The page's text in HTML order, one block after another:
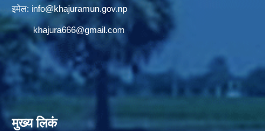
इमेल: info@khajuramun.gov.np
khajura666@gmail.com
मुख्य लिकं